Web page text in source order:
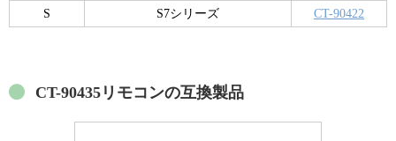
S
S7シリーズ CT-90422
CT-90435リモコンの互換製品